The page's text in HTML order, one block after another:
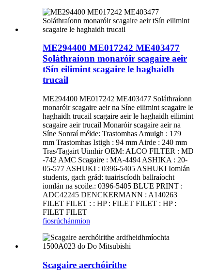
ME294400 ME017242 ME403477
Soláthraíonn monaróir scagaire aeir
tSín eilimint scagaire le haghaidh
trucail
ME294400 ME017242 ME403477 Soláthraíonn
monaróir scagaire aeir na Síne eilimint scagaire le
haghaidh trucail scagaire aeir le haghaidh eilimint
scagaire aeir trucail Monaróir scagaire aeir na
Síne Sonraí méide: Trastomhas Amuigh : 179
mm Trastomhas Istigh : 94 mm Airde : 240 mm
Tras/Tagairt Uimhir OEM: ALCO FILTER : MD
-742 AMC Scagaire : MA-4494 ASHIKA : 20-
05-577 ASHUKI : 0396-5405 ASHUKI Iomlán
students, gach grád: tuairiscíodh ballraíocht
iomlán na scoile.: 0396-5405 BLUE PRINT :
ADC42245 DENCKERMANN : A140263
FILET FILET : : HP : FILET FILET : HP :
FILET FILET
fiosrúchánmion
Scagaire aerchóirithe